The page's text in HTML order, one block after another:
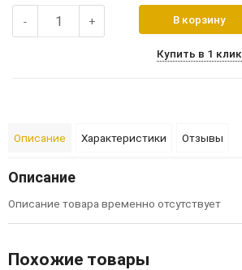
- + В корзину
Купить в 1 клик
Описание Характеристики Отзывы
Описание
Описание товара временно отсутствует
Похожие товары